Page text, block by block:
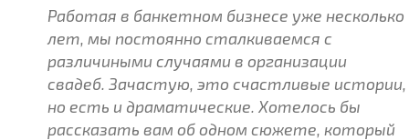
Работая в банкетном бизнесе уже несколько
лет, мы постоянно сталкиваемся с
различиными случаями в организации
свадеб. Зачастую, это счастливые истории,
но есть и драматические. Хотелось бы
рассказать вам об одном сюжете, который